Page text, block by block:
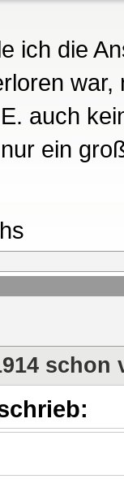
ich die
war,
auch
ein
schon